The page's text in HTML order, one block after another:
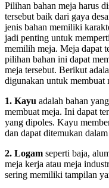
Pilihan bahan meja harus
tersebut baik dari gaya
jenis bahan memiliki
jadi penting untuk
memilih meja. Meja dapat
pilihan bahan ini dapat
meja tersebut. Berikut
digunakan untuk membuat
1. Kayu adalah bahan
membuat meja. Ini dapat
yang dipoles. Kayu
dan dapat ditemukan
2. Logam seperti baja,
meja kerja atau meja
sering memiliki tampilan